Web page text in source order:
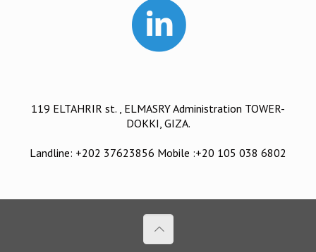
119 ELTAHRIR st. , ELMASRY Administration TOWER-
DOKKI, GIZA.
Landline: +202 37623856 Mobile :+20 105 038 6802